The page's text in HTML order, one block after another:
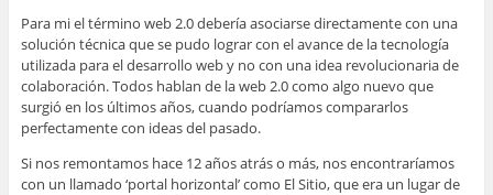
Para mi el término web 2.0 debería asociarse directamente con una
solución técnica que se pudo lograr con el avance de la tecnología
utilizada para el desarrollo web y no con una idea revolucionaria de
colaboración. Todos hablan de la web 2.0 como algo nuevo que
surgió en los últimos años, cuando podríamos compararlos
perfectamente con ideas del pasado.
Si nos remontamos hace 12 años atrás o más, nos encontraríamos
con un llamado ‘portal horizontal’ como El Sitio, que era un lugar de